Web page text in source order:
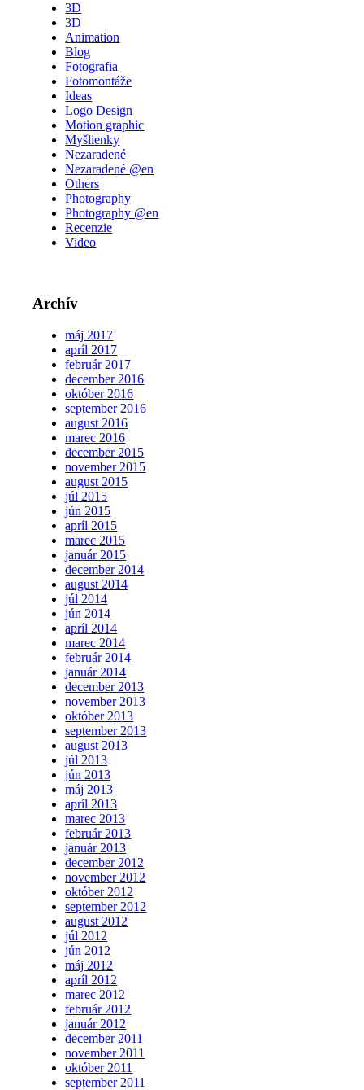
3D
3D
Animation
Blog
Fotografia
Fotomontáže
Ideas
Logo Design
Motion graphic
Myšlienky
Nezaradené
Nezaradené @en
Others
Photography
Photography @en
Recenzie
Video
Archív
máj 2017
apríl 2017
február 2017
december 2016
október 2016
september 2016
august 2016
marec 2016
december 2015
november 2015
august 2015
júl 2015
jún 2015
apríl 2015
marec 2015
január 2015
december 2014
august 2014
júl 2014
jún 2014
apríl 2014
marec 2014
február 2014
január 2014
december 2013
november 2013
október 2013
september 2013
august 2013
júl 2013
jún 2013
máj 2013
apríl 2013
marec 2013
február 2013
január 2013
december 2012
november 2012
október 2012
september 2012
august 2012
júl 2012
jún 2012
máj 2012
apríl 2012
marec 2012
február 2012
január 2012
december 2011
november 2011
október 2011
september 2011